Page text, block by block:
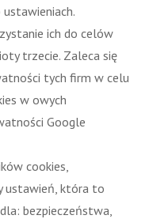
ich do celów
trzecie. Zaleca się
tych firm w celu
w owych
Google
cookies,
ustawień, która to
bezpieczeństwa,